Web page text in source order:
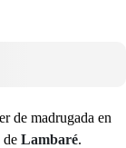
de madrugada en
de Lambaré.